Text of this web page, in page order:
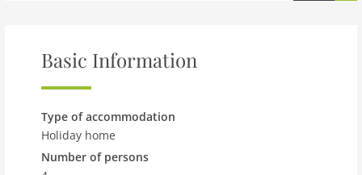
Terrasse oder Ähnliches: Offene Terrasse
Baumaterial: Baumaterial: Stein
Isolierung: Winterfest
Heizung: Elektro-Heizung
Grundstück: Naturgrundstück/Garten 40 m²
Basic Information
Type of accommodation
Holiday home
Number of persons